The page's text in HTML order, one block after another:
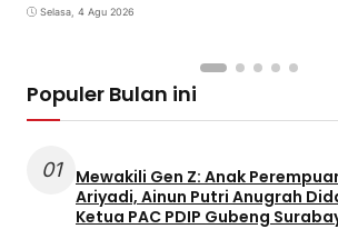
Gubeng Surabaya
Selasa, 4 Agu 2026
Populer Bulan ini
01
Mewakili Gen Z: Anak
Ariyadi, Ainun Putri Anugrah
Ketua PAC PDIP Gubeng